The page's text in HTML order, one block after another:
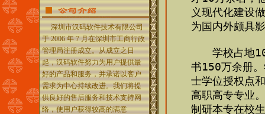
深圳市汉码软件技术有限公司
于 2006 年 7 月在深圳市工商行政
管理局注册成立。从成立之日
起，汉码软件努力为用户提供最
好的产品和服务，并承诺以客户
需求为中心持续改进。我们将提
供良好的售后服务和技术支持网
络，使用户获得较高的满意